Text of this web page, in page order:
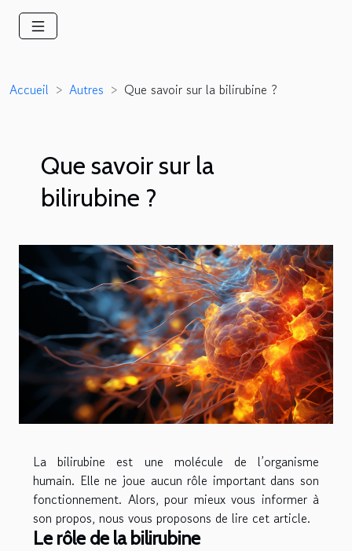
Accueil Autres Que savoir sur la bilirubine ?
Que savoir sur la
bilirubine ?
La bilirubine est une molécule de l’organisme
humain. Elle ne joue aucun rôle important dans son
fonctionnement. Alors, pour mieux vous informer à
son propos, nous vous proposons de lire cet article.
Le rôle de la bilirubine